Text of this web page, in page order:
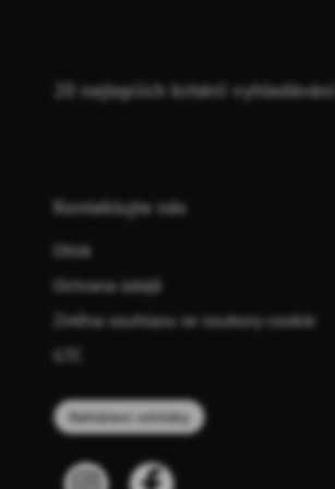
20 nejlepších kritérií vyhledávání
Kontaktujte nás
Otisk
Ochrana údajů
Změna souhlasu se soubory cookie
Nahlášení schůzky